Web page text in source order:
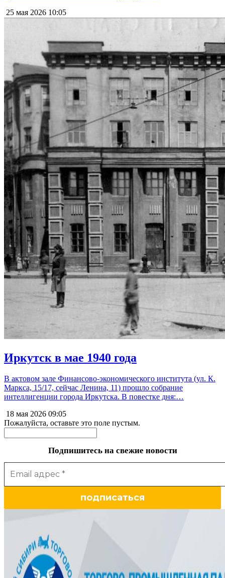
25 мая 2026 10:05
Иркутск в мае 1940 года
В актовом зале Финансово-экономического института (ул. К.
Маркса, 15/17, сейчас Ленина, 11) прошло собрание
интеллигенции города Иркутска. В повестке дня:…
18 мая 2026 09:05
Пожалуйста, оставьте это поле пустым.
Подпишитесь на свежие новости